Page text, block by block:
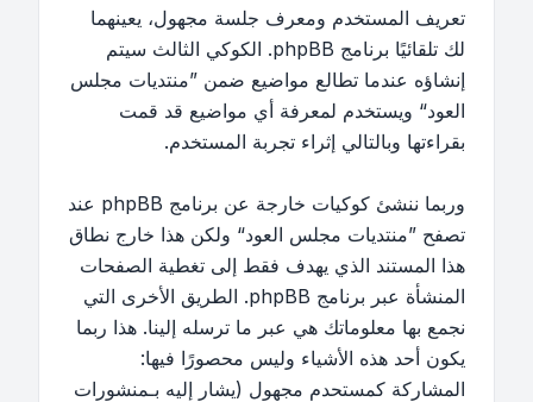
تعريف المستخدم ومعرف جلسة مجهول، يعينهما
لك تلقائيًا برنامج phpBB. الكوكي الثالث سيتم
إنشاؤه عندما تطالع مواضيع ضمن ”منتديات مجلس
العود“ ويستخدم لمعرفة أي مواضيع قد قمت
بقراءتها وبالتالي إثراء تجربة المستخدم.
وربما ننشئ كوكيات خارجة عن برنامج phpBB عند
تصفح ”منتديات مجلس العود“ ولكن هذا خارج نطاق
هذا المستند الذي يهدف فقط إلى تغطية الصفحات
المنشأة عبر برنامج phpBB. الطريق الأخرى التي
نجمع بها معلوماتك هي عبر ما ترسله إلينا. هذا ربما
يكون أحد هذه الأشياء وليس محصورًا فيها:
المشاركة كمستحدم مجهول (يشار إليه بـمنشورات